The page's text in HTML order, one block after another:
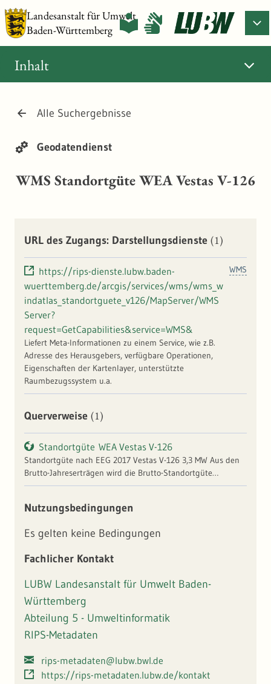
Landesanstalt für Umwelt
Baden-Württemberg
Alle Suchergebnisse
Geodatendienst
WMS Standortgüte WEA Vestas V-126
Inhalt
URL des Zugangs: Darstellungsdienste (1)
WMS
https://rips-dienste.lubw.baden-
wuerttemberg.de/arcgis/services/wms/wms_w
indatlas_standortguete_v126/MapServer/WMS
Server?
request=GetCapabilities&service=WMS&
Liefert Meta-Informationen zu einem Service, wie z.B.
Adresse des Herausgebers, verfügbare Operationen,
Eigenschaften der Kartenlayer, unterstützte
Raumbezugssystem u.a.
Querverweise (1)
Standortgüte WEA Vestas V-126
Standortgüte nach EEG 2017 Vestas V-126 3,3 MW Aus den
Brutto-Jahreserträgen wird die Brutto-Standortgüte
bestimmt. Hierzu werden die Brutto-Jahreserträge durch den
Nutzungsbedingungen
Es gelten keine Bedingungen
Fachlicher Kontakt
LUBW Landesanstalt für Umwelt Baden-
Württemberg
Abteilung 5 - Umweltinformatik
RIPS-Metadaten
rips-metadaten@lubw.bwl.de
https://rips-metadaten.lubw.de/kontakt